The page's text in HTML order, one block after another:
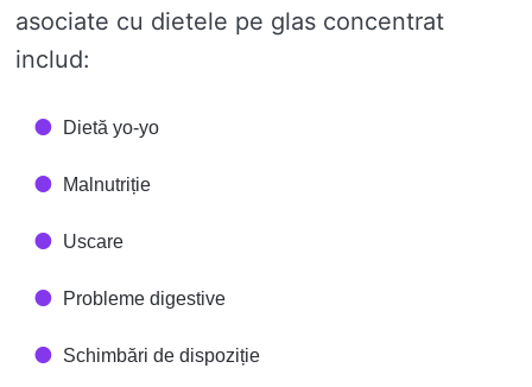
asociate cu dietele pe glas concentrat
includ:
Dietă yo-yo
Malnutriție
Uscare
Probleme digestive
Schimbări de dispoziție